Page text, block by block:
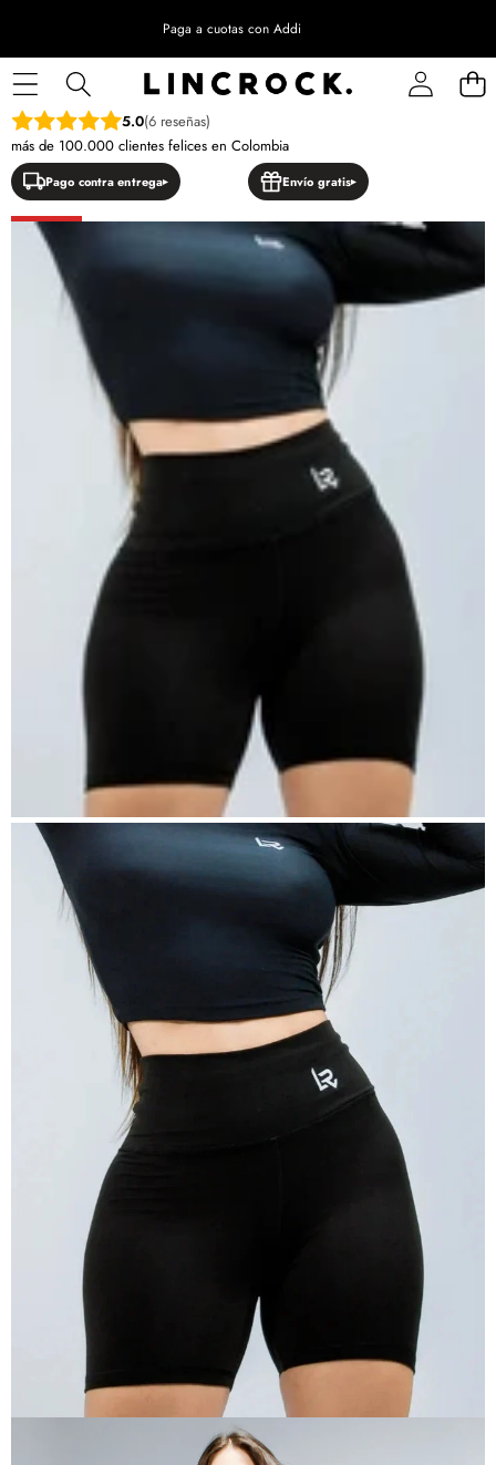
Paga a cuotas con Addi
SALTAR A LA INFORMACIÓN DEL PRODUCTO
5.0(6 reseñas)
más de 100.000 clientes felices en Colombia
Pago contra entrega Envío gratis
OFERTA
ABRIR